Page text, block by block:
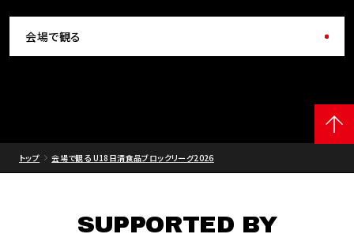
会場で観る
トップ 会場で観る U18日清食品ブロックリーグ2026
SUPPORTED BY